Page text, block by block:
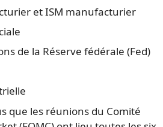
et ISM manufacturier
de la Réserve fédérale (Fed)
que les réunions du Comité